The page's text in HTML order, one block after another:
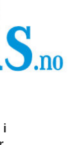
i